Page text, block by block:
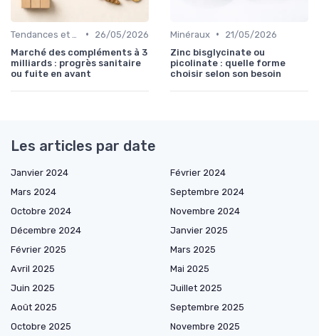
•
26/05/2026
Marché des compléments à 3
milliards : progrès sanitaire
ou fuite en avant
Minéraux •
21/05/2026
Zinc bisglycinate ou
picolinate : quelle forme
choisir selon son besoin
Les articles par date
Janvier 2024
Février 2024
Mars 2024
Septembre 2024
Octobre 2024
Novembre 2024
Décembre 2024
Janvier 2025
Février 2025
Mars 2025
Avril 2025
Mai 2025
Juin 2025
Juillet 2025
Août 2025
Septembre 2025
Octobre 2025
Novembre 2025